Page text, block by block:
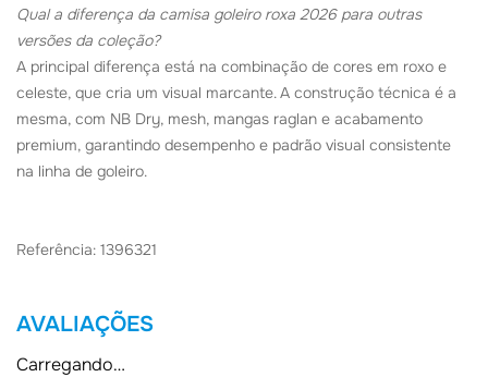
Qual a diferença da camisa goleiro roxa 2026 para outras
versões da coleção?
A principal diferença está na combinação de cores em roxo e
celeste, que cria um visual marcante. A construção técnica é a
mesma, com NB Dry, mesh, mangas raglan e acabamento
premium, garantindo desempenho e padrão visual consistente
na linha de goleiro.
Referência: 1396321
AVALIAÇÕES
Carregando…